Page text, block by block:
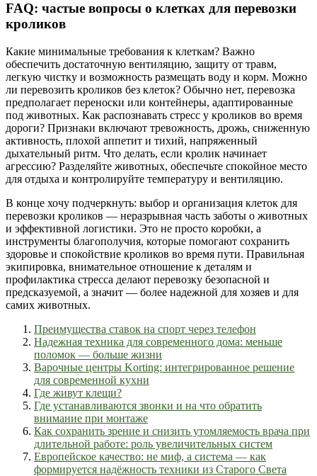
FAQ: частые вопросы о клетках для перевозки
кроликов
Какие минимальные требования к клеткам? Важно
обеспечить достаточную вентиляцию, защиту от травм,
легкую чистку и возможность размещать воду и корм. Можно
ли перевозить кроликов без клеток? Обычно нет, перевозка
предполагает переноски или контейнеры, адаптированные
под животных. Как распознавать стресс у кроликов во время
дороги? Признаки включают тревожность, дрожь, сниженную
активность, плохой аппетит и тихий, напряженный
дыхательный ритм. Что делать, если кролик начинает
агрессию? Разделяйте животных, обеспечьте спокойное место
для отдыха и контролируйте температуру и вентиляцию.
В конце хочу подчеркнуть: выбор и организация клеток для
перевозки кроликов — неразрывная часть заботы о животных
и эффективной логистики. Это не просто коробки, а
инструменты благополучия, которые помогают сохранить
здоровье и спокойствие кроликов во время пути. Правильная
экипировка, внимательное отношение к деталям и
профилактика стресса делают перевозку безопасной и
предсказуемой, а значит — более надежной для хозяев и для
самих животных.
Преимущества ставок на спорт через телефон
Надежная техника для современного дома: меньше
поломок — больше жизни
Варочные центры Korting: интегрированное решение
для современной кухни
Где живут клещи?
Где устанавливаются звонки и на что обратить
внимание при монтаже
Как сохранить зрение и снизить утомляемость врача при
длительной работе: роль увеличительных систем
Европейское качество: не миф, а система — как
формируется надёжность техники из Старого Света